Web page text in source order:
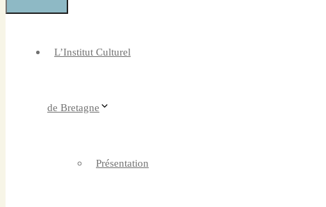
L’Institut Culturel
de Bretagne
Présentation